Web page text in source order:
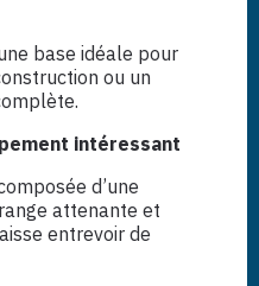
base idéale pour
ou un
intéressant
d’une
attenante et
entrevoir de